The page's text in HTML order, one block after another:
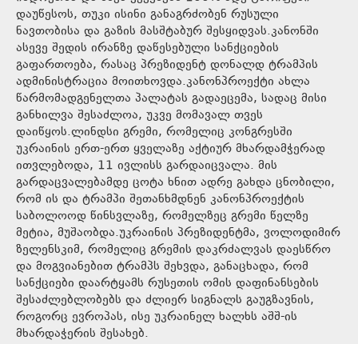
დაუწესოს, თუკი ისინი განაგრძობენ რუსული
ნავთობისა და გაზის მასშტაბურ შესყიდვას.კანონში
ასევე შედის ირანზე დაწესებული სანქციების
გაფართოება, რასაც პრეზიდენტ დონალდ ტრამპის
ადმინისტრაცია მოითხოვდა.კანონპროექტი ახლა
წარმომადგენელთა პალატას გადაეცემა, სადაც მისი
განხილვა შესაძლოა, უკვე მომავალ თვეს
დაიწყოს.ლინდსი გრემი, რომელიც კონგრესში
უკრაინის ერთ-ერთ ყველაზე აქტიურ მხარდამჭერად
ითვლებოდა, 11 ივლისს გარდაიცვალა. მის
გარდაცვალებამდე ცოტა ხნით ადრე გახდა ცნობილი,
რომ ის და ტრამპი შეთანხმდნენ კანონპროექტის
საბოლოოდ წინსვლაზე, რომელზეც გრემი წელზე
მეტია, მუშაობდა.უკრაინის პრეზიდენტმა, ვოლოდიმირ
ზელენსკიმ, რომელიც გრემის დაკრძალვას დაესწრო
და მოგვიანებით ტრამპს შეხვდა, განაცხადა, რომ
სანქციები დაარტყამს რუსეთის ომის დაფინანსების
შესაძლებლობებს და ძლიერ სიგნალს გაუგზავნის,
როგორც ევროპას, ისე უკრაინელ ხალხს აშშ-ის
მხარდაჭერის შესახებ.